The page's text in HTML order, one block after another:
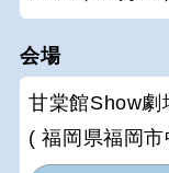
会場
甘棠館Show劇
( 福岡県福岡